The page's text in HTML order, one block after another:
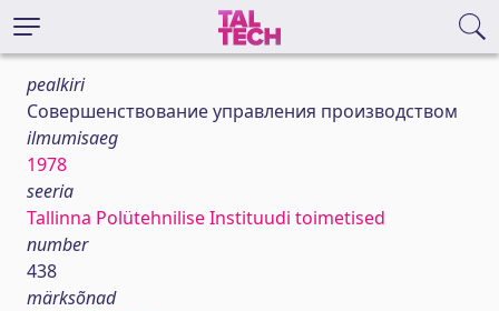
pealkiri
Совершенствование управления производством
ilmumisaeg
1978
seeria
Tallinna Polütehnilise Instituudi toimetised
number
438
märksõnad